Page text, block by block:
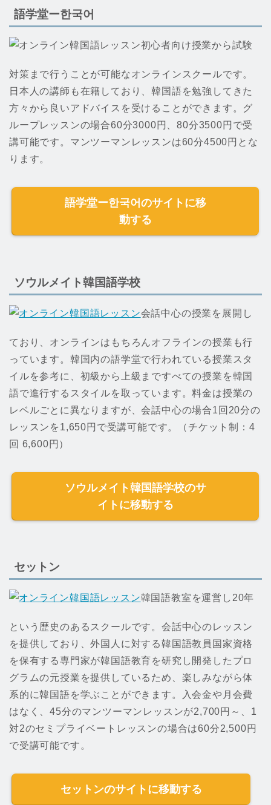
語学堂ー한국어
初心者向け授業から試験
対策まで行うことが可能なオンラインスクールです。
日本人の講師も在籍しており、韓国語を勉強してきた
方々から良いアドバイスを受けることができます。グ
ループレッスンの場合60分3000円、80分3500円で受
講可能です。マンツーマンレッスンは60分4500円とな
ります。
語学堂ー한국어のサイトに移
動する
ソウルメイト韓国語学校
会話中心の授業を展開し
ており、オンラインはもちろんオフラインの授業も行
っています。韓国内の語学堂で行われている授業スタ
イルを参考に、初級から上級まですべての授業を韓国
語で進行するスタイルを取っています。料金は授業の
レベルごとに異なりますが、会話中心の場合1回20分の
レッスンを1,650円で受講可能です。（チケット制：4
回 6,600円）
ソウルメイト韓国語学校のサ
イトに移動する
セットン
韓国語教室を運営し20年
という歴史のあるスクールです。会話中心のレッスン
を提供しており、外国人に対する韓国語教員国家資格
を保有する専門家が韓国語教育を研究し開発したプロ
グラムの元授業を提供しているため、楽しみながら体
系的に韓国語を学ぶことができます。入会金や月会費
はなく、45分のマンツーマンレッスンが2,700円～、1
対2のセミプライベートレッスンの場合は60分2,500円
で受講可能です。
セットンのサイトに移動する